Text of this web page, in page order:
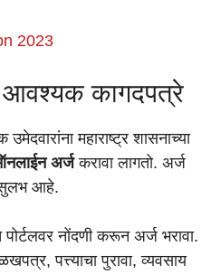
2023
आवश्यक कागदपत्रे
महाराष्ट्र शासनाच्या
अर्जकरावा लागतो. अर्ज
सुलभ आहे.
नोंदणी करून अर्ज भरावा.
पत्त्याचा पुरावा, व्यवसाय